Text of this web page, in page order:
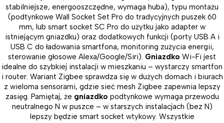
stabilniejsze, energooszczędne, wymaga huba), typu montażu
(podtynkowe Wall Socket Set Pro do tradycyjnych puszek 60
mm, lub smart socket SC Pro do użytku jako adapter w
istniejącym gniazdku) oraz dodatkowych funkcji (porty USB A i
USB C do ładowania smartfona, monitoring zużycia energii,
sterowanie głosowe Alexa/Google/Siri). Gniazdko Wi-Fi jest
idealne do szybkiej instalacji w mieszkaniu – wystarczy smartfon
i router. Wariant Zigbee sprawdza się w dużych domach i biurach
z wieloma sensorami, gdzie sieć mesh Zigbee zapewnia lepszy
zasięg. Pamiętaj, że gniazdko podtynkowe wymaga przewodu
neutralnego N w puszce – w starszych instalacjach (bez N)
lepszy będzie smart socket wtykowy. Wszystkie